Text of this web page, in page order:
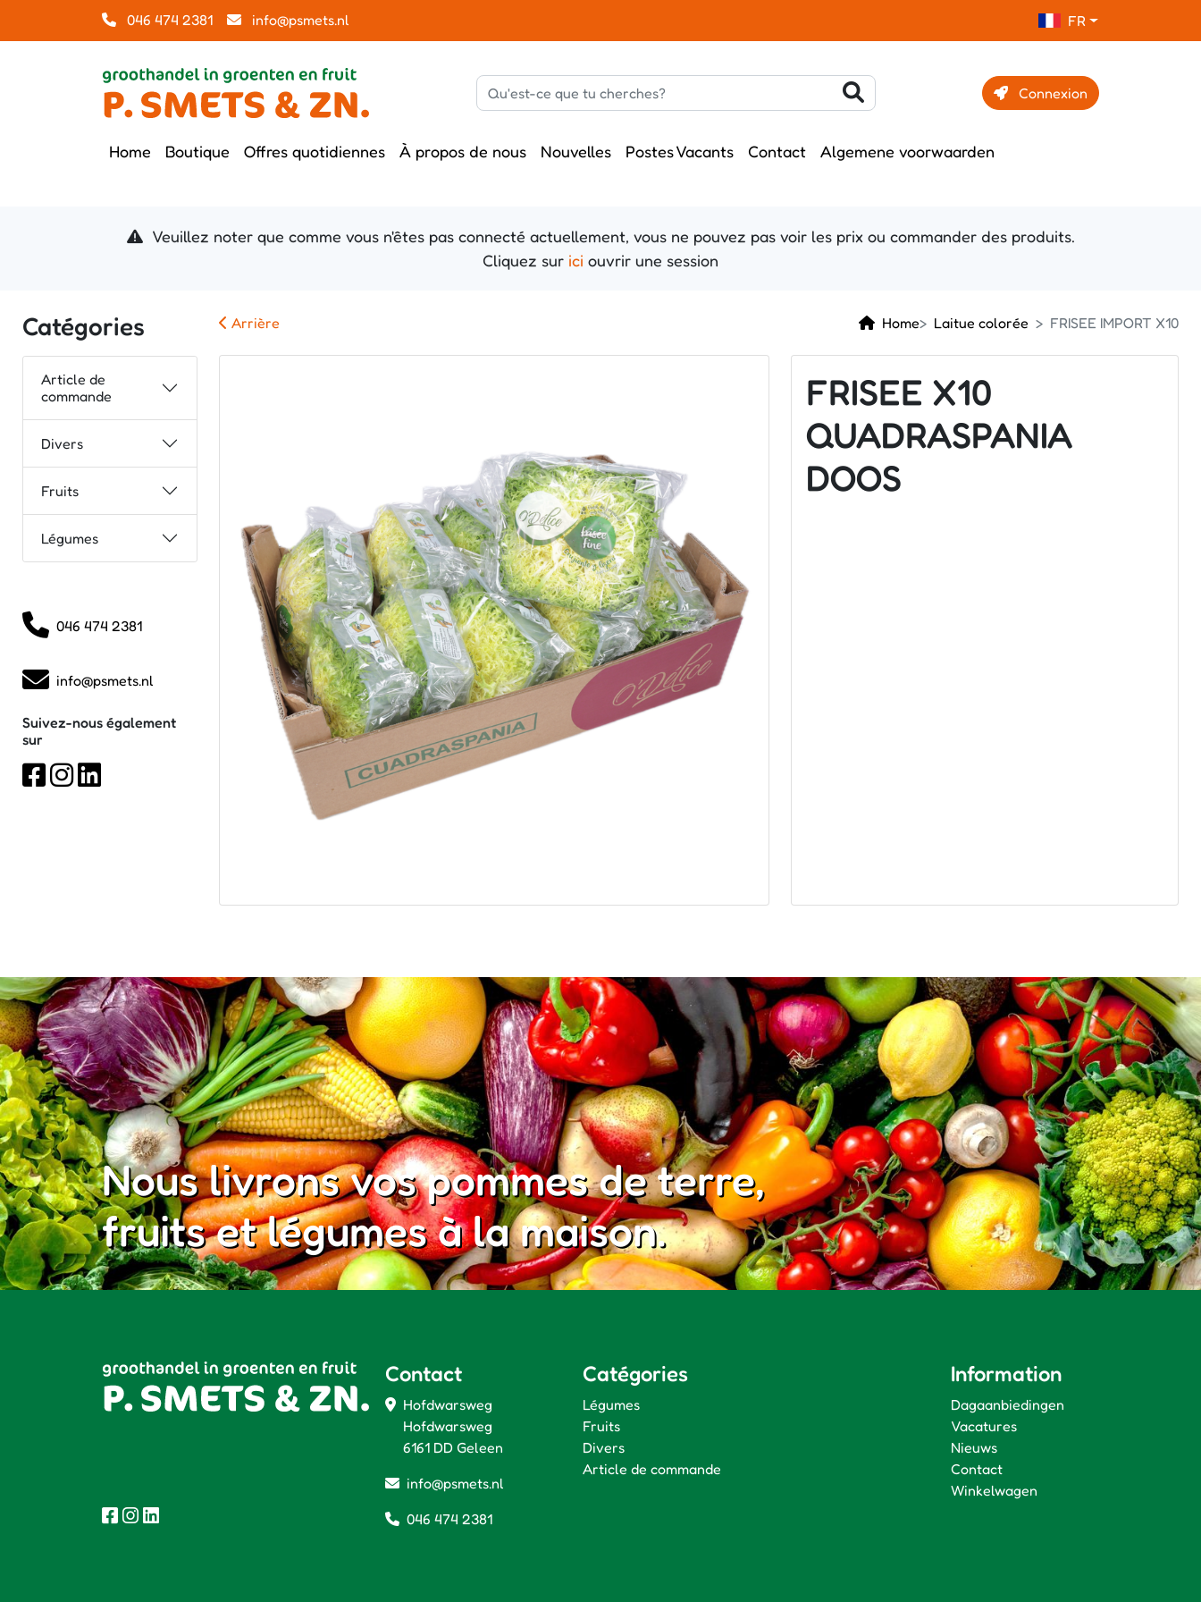
046 474 2381 info@psmets.nl FR
Connexion
Home Boutique Offres quotidiennes À propos de nous Nouvelles Postes Vacants Contact Algemene voorwaarden
Veuillez noter que comme vous n'êtes pas connecté actuellement, vous ne pouvez pas voir les prix ou commander des produits.
Cliquez sur ici ouvrir une session
Catégories
Article de
commande
Divers
Fruits
Légumes
046 474 2381
info@psmets.nl
Suivez-nous également
sur
Arrière Home Laitue colorée FRISEE IMPORT X10
FRISEE X10
QUADRASPANIA
DOOS
Nous livrons vos pommes de terre,
fruits et légumes à la maison.
Contact
Hofdwarsweg
Hofdwarsweg
6161 DD Geleen
info@psmets.nl
046 474 2381
Catégories
Légumes
Fruits
Divers
Article de commande
Information
Dagaanbiedingen
Vacatures
Nieuws
Contact
Winkelwagen